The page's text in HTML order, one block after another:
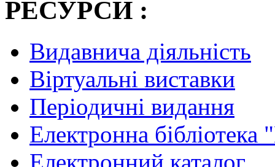
РЕСУРСИ :
Видавнича діяльність
Віртуальні виставки
Періодичні видання
Електронна